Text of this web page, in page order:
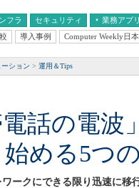
フラ セキュリティ 業務アプリ
イズAI 経営とIT 医療IT
導入事例 Computer Weekly日
ション 運用＆Tips
電話の電
める5つ
ークにできる限り迅速に移